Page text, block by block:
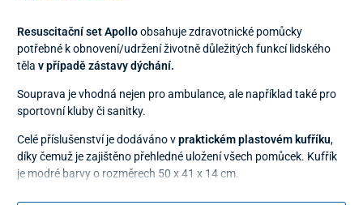
Resuscitační set Apolloobsahuje zdravotnické pomůcky
potřebné k obnovení/udržení životně důležitých funkcí lidského
těla v případězástavy dýchání.
Souprava je vhodná nejen pro ambulance, ale například také pro
sportovní kluby či sanitky.
Celé příslušenství je dodáváno vpraktickém plastovém kufříku,
díky čemuž je zajištěno přehledné uložení všech pomůcek. Kufřík
je modré barvy o rozměrech 50 x 41 x 14 cm.